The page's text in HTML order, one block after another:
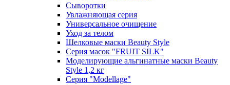
Сыворотки
Увлажняющая серия
Универсальное очищение
Уход за телом
Шелковые маски Beauty Style
Серия масок "FRUIT SILK"
Моделирующие альгинатные маски Beauty
Style 1,2 кг
Серия "Modellage"